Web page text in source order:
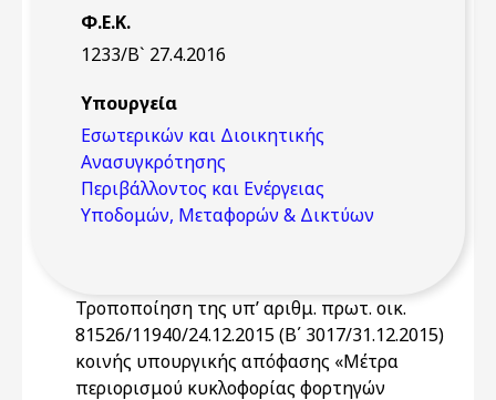
Φ.Ε.Κ.
1233/Β` 27.4.2016
Υπουργεία
Εσωτερικών και Διοικητικής
Ανασυγκρότησης
Περιβάλλοντος και Ενέργειας
Υποδομών, Μεταφορών & Δικτύων
Τροποποίηση της υπ’ αριθμ. πρωτ. οικ.
81526/11940/24.12.2015 (Β΄ 3017/31.12.2015)
κοινής υπουργικής απόφασης «Μέτρα
περιορισμού κυκλοφορίας φορτηγών